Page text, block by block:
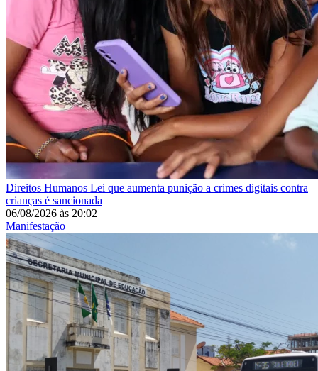
Direitos Humanos Lei que aumenta punição a crimes digitais contra
crianças é sancionada
06/08/2026 às 20:02
Manifestação